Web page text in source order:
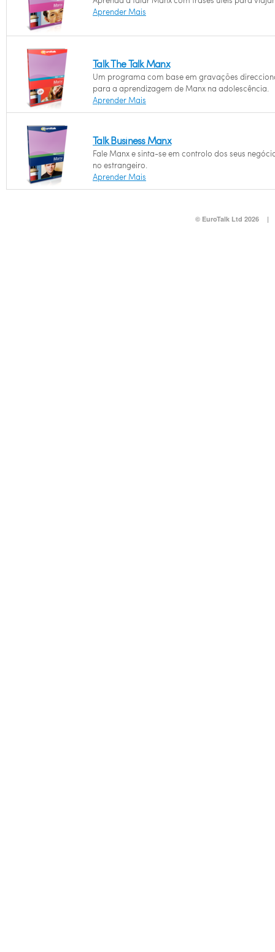
Aprender Mais
Talk The Talk Manx
Um programa com base em gravações
para a aprendizagem de Manx na adolescência.
Aprender Mais
Talk Business Manx
Fale Manx e sinta-se em controlo dos seus
no estrangeiro.
Aprender Mais
© EuroTalk Ltd 2026 |